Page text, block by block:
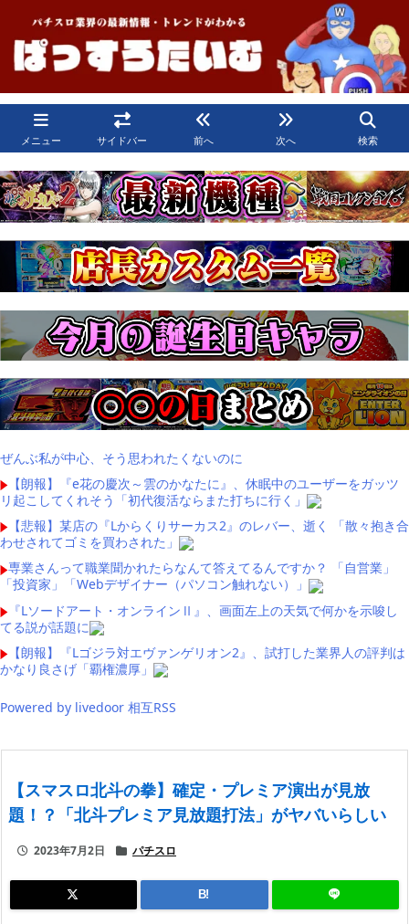
メニュー サイドバー 前へ 次へ 検索
ぜんぶ私が中心、そう思われたくないのに
【朗報】『e花の慶次～雲のかなたに』、休眠中のユーザーをガッツ
リ起こしてくれそう「初代復活ならまた打ちに行く」
【悲報】某店の『Lからくりサーカス2』のレバー、逝く 「散々抱き合
わせされてゴミを買わされた」
専業さんって職業聞かれたらなんて答えてるんですか？ 「自営業」
「投資家」「Webデザイナー（パソコン触れない）」
『Lソードアート・オンラインⅡ』、画面左上の天気で何かを示唆し
てる説が話題に
【朗報】『Lゴジラ対エヴァンゲリオン2』、試打した業界人の評判は
かなり良さげ「覇権濃厚」
Powered by livedoor 相互RSS
【スマスロ北斗の拳】確定・プレミア演出が見放
題！？「北斗プレミア見放題打法」がヤバいらしい
2023年7月2日 パチスロ
B!